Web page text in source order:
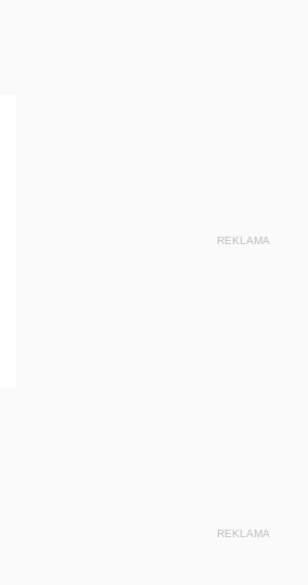
REKLAMA
REKLAMA